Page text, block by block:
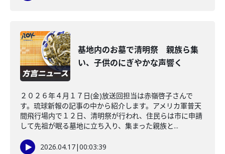
基地内のお墓で清明祭 親族ら集
い、子供のにぎやかな声響く
２０２６年４月１７日(金)放送回担当は赤嶺啓子さんで
す。琉球新報の記事の中から紹介します。アメリカ軍普天
間飛行場内で１２日、清明祭が行われ、住民らは市に申請
して先祖が眠る墓地に立ち入り、集まった親族と...
2026.04.17|00:03:39